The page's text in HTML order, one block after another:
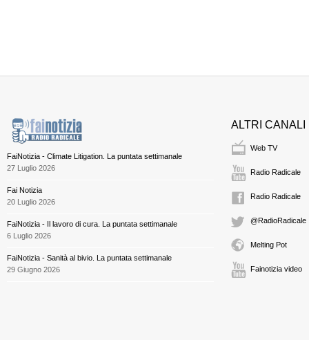
FaiNotizia - Climate Litigation. La puntata settimanale
27 Luglio 2026
Fai Notizia
20 Luglio 2026
FaiNotizia - Il lavoro di cura. La puntata settimanale
6 Luglio 2026
FaiNotizia - Sanità al bivio. La puntata settimanale
29 Giugno 2026
ALTRI CANALI
Web TV
Radio Radicale
Radio Radicale
@RadioRadicale
Melting Pot
Fainotizia video